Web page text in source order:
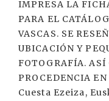
IMPRESA LA
PARA EL
VASCAS. SE
UBICACIÓN Y
FOTOGRAFÍA. ASÍ
PROCEDENCIA
Cuesta Ezeiza,